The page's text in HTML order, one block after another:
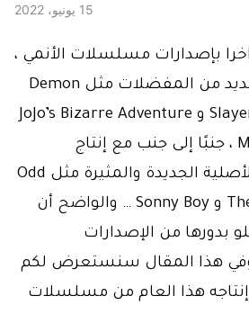
15 يونيو، 2022
عامًا زاخرا بإصدارات مسلسلات الأنمي ،
حيث شهد عودة العديد من المفضلات مثل Demon
Slayer: Kimetsu no Yaiba و JoJo’s Bizarre Adventure
و My Hero Academia ، جنبًا إلى جنب مع إنتاج
مسلسلات الأنمي الأصلية الجديدة والمثيرة مثل Odd
Taxi و The Heike Story و Sonny Boy … والواضح أن
تخلو بدورها من الإصدارات
وفي هذا المقال سنستعرض لكم
هذا العام من مسلسلات